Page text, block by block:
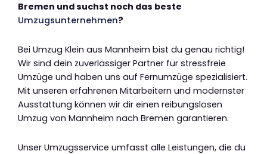
Bremen und suchst noch das beste
Umzugsunternehmen?
Bei Umzug Klein aus Mannheim bist du genau richtig!
Wir sind dein zuverlässiger Partner für stressfreie
Umzüge und haben uns auf Fernumzüge spezialisiert.
Mit unseren erfahrenen Mitarbeitern und modernster
Ausstattung können wir dir einen reibungslosen
Umzug von Mannheim nach Bremen garantieren.
Unser Umzugsservice umfasst alle Leistungen, die du